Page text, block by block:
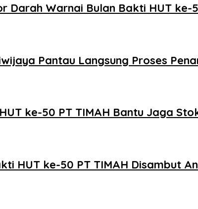
Darah Warnai Bulan Bakti HUT ke-
Pantau Langsung Proses
ke-50 PT TIMAH Bantu Jaga
HUT ke-50 PT TIMAH Disambut